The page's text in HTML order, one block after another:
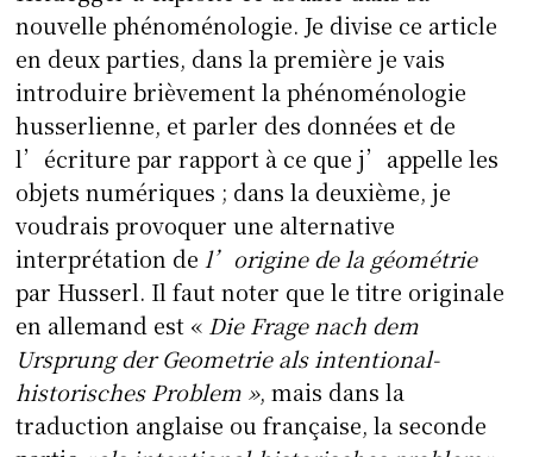
nouvelle phénoménologie. Je divise ce article
en deux parties, dans la première je vais
introduire brièvement la phénoménologie
husserlienne, et parler des données et de
l’écriture par rapport à ce que j’appelle les
objets numériques ; dans la deuxième, je
voudrais provoquer une alternative
interprétation del’origine de la géométrie
par Husserl. Il faut noter que le titre originale
en allemand est « Die Frage nach dem
Ursprung der Geometrie als intentional-
historisches Problem », mais dans la
traduction anglaise ou française, la seconde